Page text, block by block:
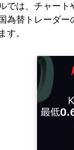
では、チャー
為替トレーダ
す。